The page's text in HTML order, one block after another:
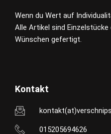
Wenn du Wert auf
Alle Artikel sind
Wünschen gefertigt.
Kontakt
015205694626